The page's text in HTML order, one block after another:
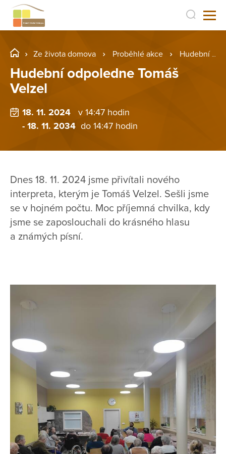
Ze života domova Proběhlé akce Hudební odpoledne Tomáš Velzel
Hudební odpoledne Tomáš
Velzel
18. 11. 2024
v 14:47 hodin
- 18. 11. 2034 do 14:47 hodin
Dnes 18. 11. 2024 jsme přivítali nového
interpreta, kterým je Tomáš Velzel. Sešli jsme
se v hojném počtu. Moc příjemná chvilka, kdy
jsme se zaposlouchali do krásného hlasu
a známých písní.